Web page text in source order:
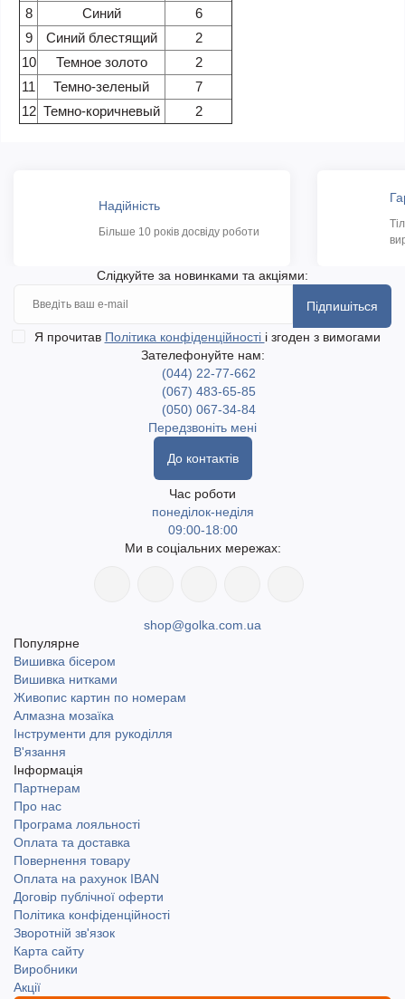
8
Синий
6
9
Синий блестящий
2
10
Темное золото
2
11
Темно-зеленый
7
12 Темно-коричневый 2
Надійність
Більше 10 років досвіду роботи
Слідкуйте за новинками та акціями:
Підпишіться
Я прочитав Політика конфіденційності і згоден з вимогами
Зателефонуйте нам:
(044) 22-77-662
(067) 483-65-85
(050) 067-34-84
Передзвоніть мені
До контактів
Час роботи
понеділок-неділя
09:00-18:00
Ми в соціальних мережах:
shop@golka.com.ua
Популярне
Вишивка бісером
Вишивка нитками
Живопис картин по номерам
Алмазна мозаїка
Інструменти для рукоділля
В'язання
Інформація
Партнерам
Про нас
Програма лояльності
Оплата та доставка
Повернення товару
Оплата на рахунок IBAN
Договір публічної оферти
Політика конфіденційності
Зворотній зв'язок
Карта сайту
Виробники
Акції